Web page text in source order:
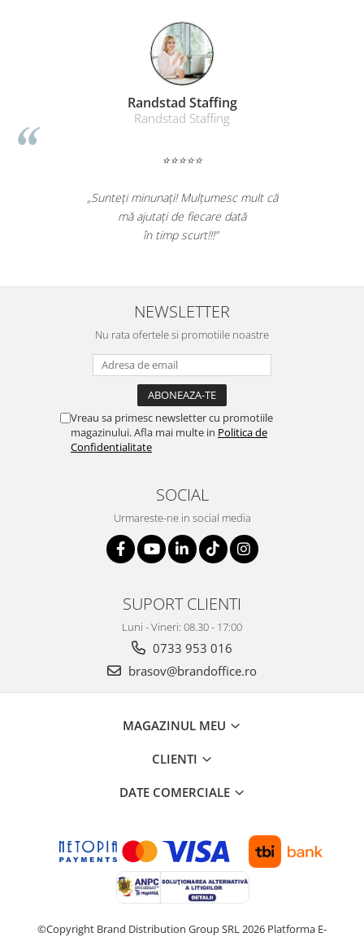
Incarcatoare cu fir si auto
Ceasuri smart - Smartwatch
Baterii externe - Powerbanks
Accesorii localizare (FindMy)
Cartuse, tonere, consumabile PC
Suporturi si huse telefoane &
Tehnica si mobilier pentru birou
Folii laminare
Accesorii mobilier
Distrugatoare documente
Cosuri de gunoi pentru birou
Scaune, birouri si produse
Masini de legat, indosariat si
Apa si bauturi racoritoare
Cafea, ceai, zahar, lapte
Textile si confort pentru casa
Seturi si accesorii pentru vin
Rucsacuri si articole de calatorie
Randstad Staffing
Randstad Staffing
⭐⭐⭐⭐⭐
„Sunteți minunați! Mulțumesc mult că
mă ajutați de fiecare dată
în timp scurt!!!”
NEWSLETTER
Nu rata ofertele si promotiile noastre
Vreau sa primesc newsletter cu promotiile
magazinului. Afla mai multe in Politica de
Confidentialitate
SOCIAL
Urmareste-ne in social media
SUPORT CLIENTI
Luni - Vineri: 08.30 - 17:00
0733 953 016
brasov@brandoffice.ro
MAGAZINUL MEU
CLIENTI
DATE COMERCIALE
©Copyright Brand Distribution Group SRL 2026 Platforma E-